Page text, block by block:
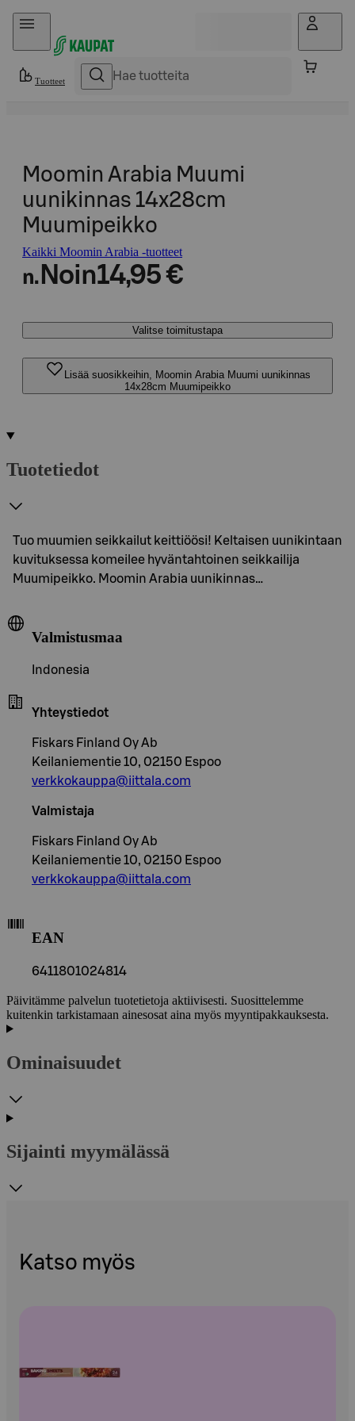
Hyppää sisältöön
Tuotteet
Moomin Arabia Muumi
uunikinnas 14x28cm
Muumipeikko
Kaikki Moomin Arabia -tuotteet
n. Noin14,95 €
Valitse toimitustapa
Lisää suosikkeihin, Moomin Arabia Muumi uunikinnas
14x28cm Muumipeikko
Tuotetiedot
Tuo muumien seikkailut keittiöösi! Keltaisen uunikintaan
kuvituksessa komeilee hyväntahtoinen seikkailija
Muumipeikko. Moomin Arabia uunikinnas…
Valmistusmaa
Indonesia
Yhteystiedot
Fiskars Finland Oy Ab
Keilaniementie 10, 02150 Espoo
verkkokauppa@iittala.com
Valmistaja
Fiskars Finland Oy Ab
Keilaniementie 10, 02150 Espoo
verkkokauppa@iittala.com
EAN
6411801024814
Päivitämme palvelun tuotetietoja aktiivisesti. Suosittelemme
kuitenkin tarkistamaan ainesosat aina myös myyntipakkauksesta.
Ominaisuudet
Sijainti myymälässä
Katso myös